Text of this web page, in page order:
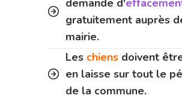
demande d'
gratuitement auprès
mairie.
Les chiens doivent
en laisse sur tout le
de la commune.